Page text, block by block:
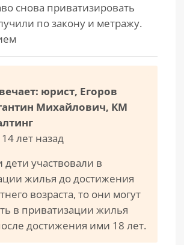
снова приватизировать
по закону и метражу.
юрист, Егоров
Михайлович, КМ
лет назад
участвовали в
жилья до достижения
возраста, то они могут
в приватизации жилья
достижения ими 18 лет.